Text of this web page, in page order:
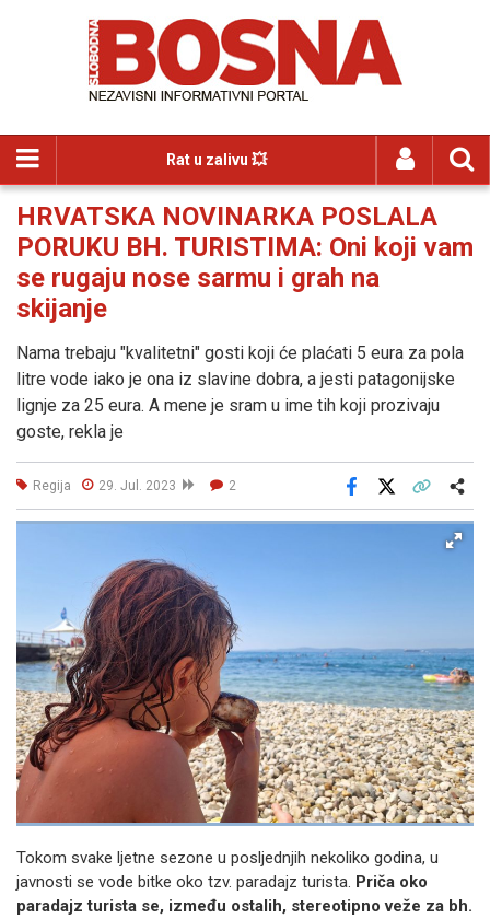
Rat u zalivu 💥
HRVATSKA NOVINARKA POSLALA
PORUKU BH. TURISTIMA: Oni koji vam
se rugaju nose sarmu i grah na
skijanje
Nama trebaju "kvalitetni" gosti koji će plaćati 5 eura za pola
litre vode iako je ona iz slavine dobra, a jesti patagonijske
lignje za 25 eura. A mene je sram u ime tih koji prozivaju
goste, rekla je
Regija 29. Jul. 2023 2
Facebook
Tokom svake ljetne sezone u posljednjih nekoliko godina, u
javnosti se vode bitke oko tzv. paradajz turista. Priča oko
paradajz turista se, između ostalih, stereotipno veže za bh.